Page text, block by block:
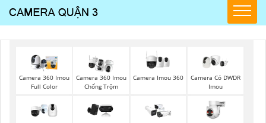
Camera 360 Imou
Full Color
Camera 360 Imou
Chống Trộm
Camera Imou 360
Camera Có DWDR
Imou